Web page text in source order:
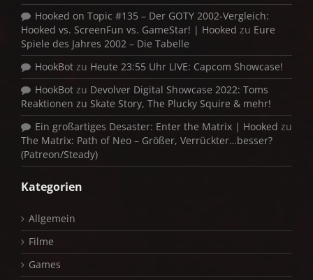
Hooked on Topic #135 – Der GOTY 2002-Vergleich:
Hooked vs. ScreenFun vs. GameStar! | Hooked zu Eure
Spiele des Jahres 2002 – Die Tabelle
HookBot zu Heute 23:55 Uhr LIVE: Capcom Showcase!
HookBot zu Devolver Digital Showcase 2022: Toms
Reaktionen zu Skate Story, The Plucky Squire & mehr!
Ein großartiges Desaster: Enter the Matrix | Hooked zu
The Matrix: Path of Neo – Größer, Verrückter…besser?
(Patreon/Steady)
Kategorien
Allgemein
Filme
Games